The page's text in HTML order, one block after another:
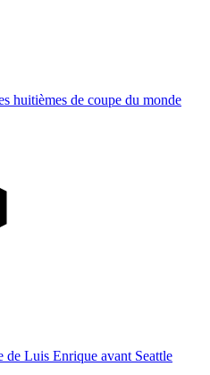
huitièmes de coupe du monde
de Luis Enrique avant Seattle